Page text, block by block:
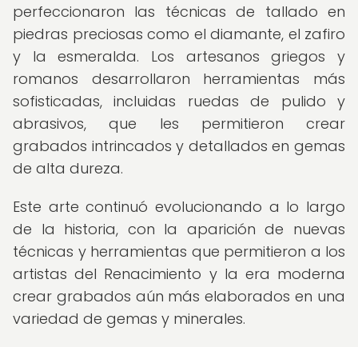
perfeccionaron las técnicas de tallado en
piedras preciosas como el diamante, el zafiro
y la esmeralda. Los artesanos griegos y
romanos desarrollaron herramientas más
sofisticadas, incluidas ruedas de pulido y
abrasivos, que les permitieron crear
grabados intrincados y detallados en gemas
de alta dureza.
Este arte continuó evolucionando a lo largo
de la historia, con la aparición de nuevas
técnicas y herramientas que permitieron a los
artistas del Renacimiento y la era moderna
crear grabados aún más elaborados en una
variedad de gemas y minerales.